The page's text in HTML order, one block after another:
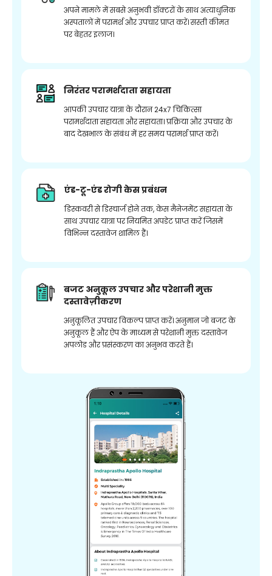
अपने मामले में सबसे अनुभवी डॉक्टरों के साथ अत्याधुनिक
अस्पतालों में परामर्श और उपचार प्राप्त करें। सस्ती कीमत
पर बेहतर इलाज।
निरंतर परामर्शदाता सहायता
आपकी उपचार यात्रा के दौरान 24x7 चिकित्सा
परामर्शदाता सहायता और सहायता। प्रक्रिया और उपचार के
बाद देखभाल के संबंध में हर समय परामर्श प्राप्त करें।
एंड-टू-एंड रोगी केस प्रबंधन
डिस्कवरी से डिस्चार्ज होने तक, केस मैनेजमेंट सहायता के
साथ उपचार यात्रा पर नियमित अपडेट प्राप्त करें जिसमें
विभिन्न दस्तावेज शामिल हैं।
बजट अनुकूल उपचार और परेशानी मुक्त
दस्तावेज़ीकरण
अनुकूलित उपचार विकल्प प्राप्त करें। अनुमान जो बजट के
अनुकूल हैं और ऐप के माध्यम से परेशानी मुक्त दस्तावेज
अपलोड और प्रसंस्करण का अनुभव करते हैं।